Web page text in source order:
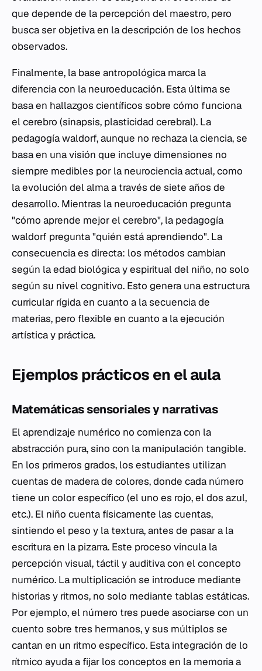
que depende de la percepción del maestro, pero
busca ser objetiva en la descripción de los hechos
observados.
Finalmente, la base antropológica marca la
diferencia con la neuroeducación. Esta última se
basa en hallazgos científicos sobre cómo funciona
el cerebro (sinapsis, plasticidad cerebral). La
pedagogía waldorf, aunque no rechaza la ciencia, se
basa en una visión que incluye dimensiones no
siempre medibles por la neurociencia actual, como
la evolución del alma a través de siete años de
desarrollo. Mientras la neuroeducación pregunta
"cómo aprende mejor el cerebro", la pedagogía
waldorf pregunta "quién está aprendiendo". La
consecuencia es directa: los métodos cambian
según la edad biológica y espiritual del niño, no solo
según su nivel cognitivo. Esto genera una estructura
curricular rígida en cuanto a la secuencia de
materias, pero flexible en cuanto a la ejecución
artística y práctica.
Ejemplos prácticos en el aula
Matemáticas sensoriales y narrativas
El aprendizaje numérico no comienza con la
abstracción pura, sino con la manipulación tangible.
En los primeros grados, los estudiantes utilizan
cuentas de madera de colores, donde cada número
tiene un color específico (el uno es rojo, el dos azul,
etc.). El niño cuenta físicamente las cuentas,
sintiendo el peso y la textura, antes de pasar a la
escritura en la pizarra. Este proceso vincula la
percepción visual, táctil y auditiva con el concepto
numérico. La multiplicación se introduce mediante
historias y ritmos, no solo mediante tablas estáticas.
Por ejemplo, el número tres puede asociarse con un
cuento sobre tres hermanos, y sus múltiplos se
cantan en un ritmo específico. Esta integración de lo
rítmico ayuda a fijar los conceptos en la memoria a